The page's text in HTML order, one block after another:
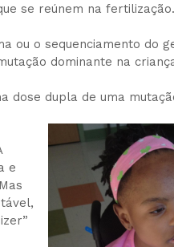
se reúnem na
ou o sequenciamento do
dominante na
dose dupla de uma
e